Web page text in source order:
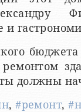
и
должны
,#ремонт,